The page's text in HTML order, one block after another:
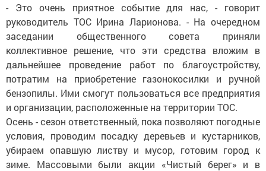
- Это очень приятное событие для нас, - говорит
руководитель ТОС Ирина Ларионова. - На очередном
заседании общественного совета приняли
коллективное решение, что эти средства вложим в
дальнейшее проведение работ по благоустройству,
потратим на приобретение газонокосилки и ручной
бензопилы. Ими смогут пользоваться все предприятия
и организации, расположенные на территории ТОС.
Осень - сезон ответственный, пока позволяют погодные
условия, проводим посадку деревьев и кустарников,
убираем опавшую листву и мусор, готовим город к
зиме. Массовыми были акции «Чистый берег» и в